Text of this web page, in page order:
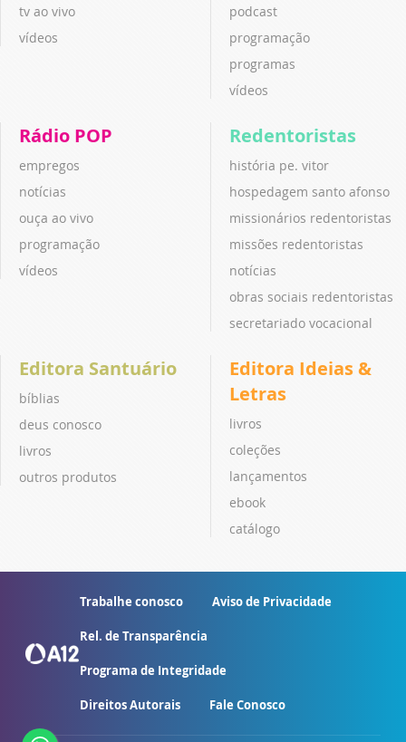
tv ao vivo
vídeos
podcast
programação
programas
vídeos
Rádio POP
empregos
notícias
ouça ao vivo
programação
vídeos
Redentoristas
história pe. vitor
hospedagem santo afonso
missionários redentoristas
missões redentoristas
notícias
obras sociais redentoristas
secretariado vocacional
Editora Santuário
bíblias
deus conosco
livros
outros produtos
Editora Ideias &
Letras
livros
coleções
lançamentos
ebook
catálogo
Trabalhe conosco Aviso de Privacidade
Rel. de Transparência
Programa de Integridade
Direitos Autorais Fale Conosco